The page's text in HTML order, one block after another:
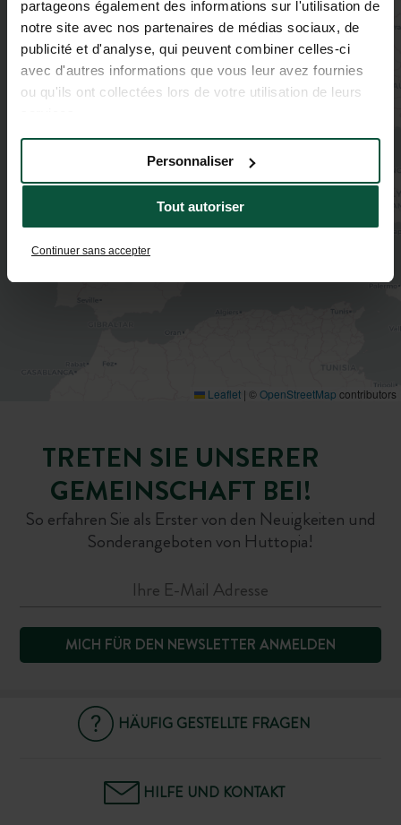
partageons également des informations sur l'utilisation de
notre site avec nos partenaires de médias sociaux, de
publicité et d'analyse, qui peuvent combiner celles-ci
avec d'autres informations que vous leur avez fournies
ou qu'ils ont collectées lors de votre utilisation de leurs
Tout autoriser
Personnaliser
Continuer sans accepter
2
2
Leaflet | ©OpenStreetMap contributors
TRETEN SIE UNSERER
GEMEINSCHAFT BEI!
So erfahren Sie als Erster von den Neuigkeiten und
Sonderangeboten von Huttopia!
MICH FÜR DEN NEWSLETTER ANMELDEN
HÄUFIG GESTELLTE FRAGEN
HILFE UND KONTAKT